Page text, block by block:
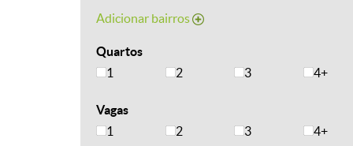
Adicionar bairros
Quartos
1
2 3 4+
Vagas
1
2 3 4+